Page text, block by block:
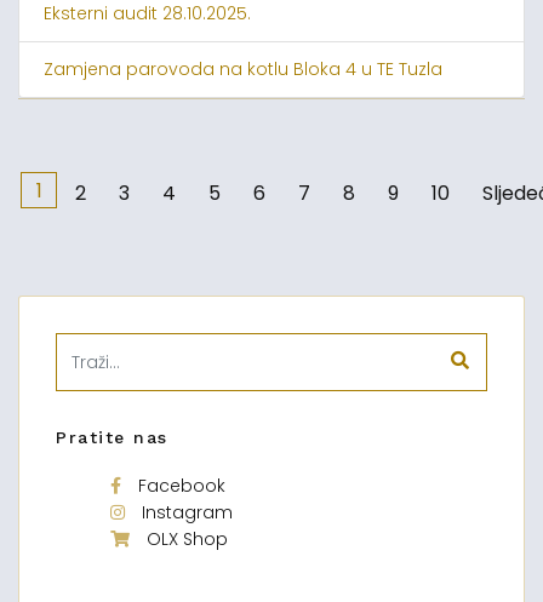
Eksterni audit 28.10.2025.
Zamjena parovoda na kotlu Bloka 4 u TE Tuzla
1 2 3 4 5 6 7 8 9 10
Pratite nas
Facebook
Instagram
OLX Shop